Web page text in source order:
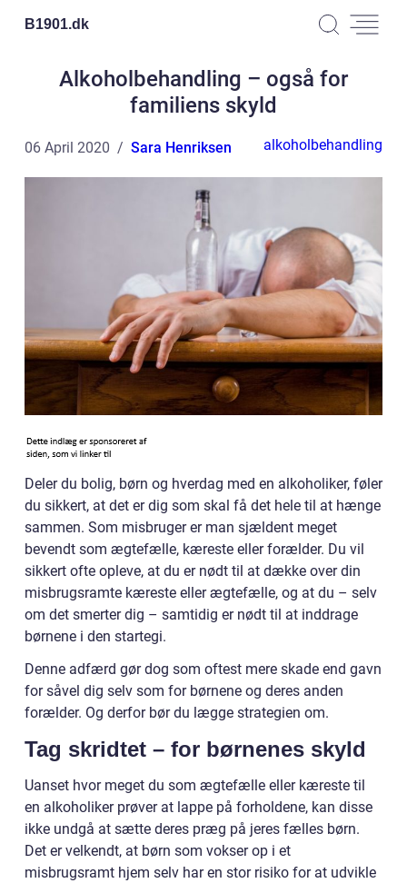
B1901.dk
Alkoholbehandling – også for
familiens skyld
06 April 2020 Sara Henriksen alkoholbehandling
Deler du bolig, børn og hverdag med en alkoholiker, føler
du sikkert, at det er dig som skal få det hele til at hænge
sammen. Som misbruger er man sjældent meget
bevendt som ægtefælle, kæreste eller forælder. Du vil
sikkert ofte opleve, at du er nødt til at dække over din
misbrugsramte kæreste eller ægtefælle, og at du – selv
om det smerter dig – samtidig er nødt til at inddrage
børnene i den startegi.
Denne adfærd gør dog som oftest mere skade end gavn
for såvel dig selv som for børnene og deres anden
forælder. Og derfor bør du lægge strategien om.
Tag skridtet – for børnenes skyld
Uanset hvor meget du som ægtefælle eller kæreste til
en alkoholiker prøver at lappe på forholdene, kan disse
ikke undgå at sætte deres præg på jeres fælles børn.
Det er velkendt, at børn som vokser op i et
misbrugsramt hjem selv har en stor risiko for at udvikle